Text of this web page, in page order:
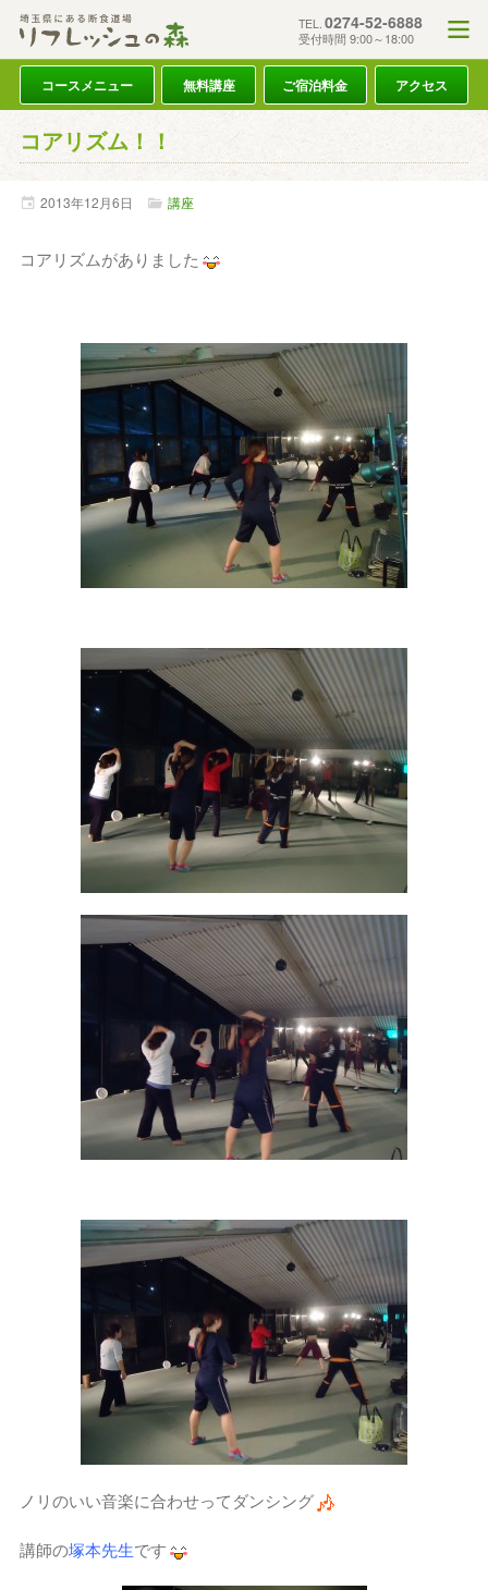
TEL. 0274-52-6888
受付時間 9:00～18:00
コースメニュー 無料講座 ご宿泊料金 アクセス
コアリズム！！
2013年12月6日 講座
コアリズムがありました
ノリのいい音楽に合わせってダンシング
講師の塚本先生です